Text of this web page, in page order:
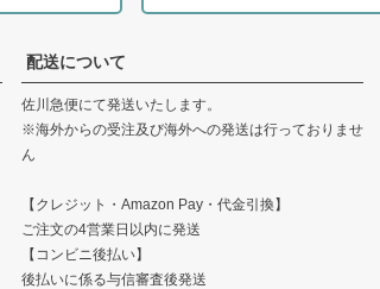
配送について
佐川急便にて発送いたします。
※海外からの受注及び海外への発送は行っておりませ
ん
【クレジット・Amazon Pay・代金引換】
ご注文の4営業日以内に発送
【コンビニ後払い】
後払いに係る与信審査後発送